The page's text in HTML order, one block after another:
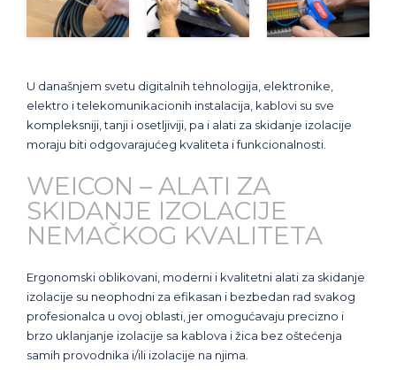
U današnjem svetu digitalnih tehnologija, elektronike,
elektro i telekomunikacionih instalacija, kablovi su sve
kompleksniji, tanji i osetljiviji, pa i alati za skidanje izolacije
moraju biti odgovarajućeg kvaliteta i funkcionalnosti.
WEICON – ALATI ZA
SKIDANJE IZOLACIJE
NEMAČKOG KVALITETA
Ergonomski oblikovani, moderni i kvalitetni alati za skidanje
izolacije su neophodni za efikasan i bezbedan rad svakog
profesionalca u ovoj oblasti, jer omogućavaju precizno i
brzo uklanjanje izolacije sa kablova i žica bez oštećenja
samih provodnika i/ili izolacije na njima.